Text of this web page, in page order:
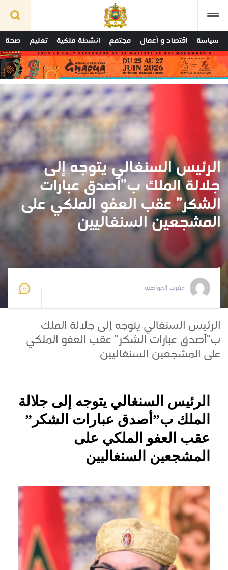
سياسة اقتصاد و أعمال مجتمع انشطة ملكية تعليم صحة
الرئيس السنغالي يتوجه إلى
جلالة الملك ب”أصدق عبارات
الشكر” عقب العفو الملكي على
المشجعين السنغاليين
مغرب المواطنة:
الرئيس السنغالي يتوجه إلى جلالة الملك
ب”أصدق عبارات الشكر” عقب العفو الملكي
على المشجعين السنغاليين
الرئيس السنغالي يتوجه إلى جلالة
الملك ب”أصدق عبارات الشكر”
عقب العفو الملكي على
المشجعين السنغاليين